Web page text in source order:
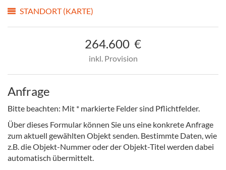
STANDORT (KARTE)
264.600 €
inkl. Provision
Anfrage
Bitte beachten: Mit * markierte Felder sind Pflichtfelder.
Über dieses Formular können Sie uns eine konkrete Anfrage
zum aktuell gewählten Objekt senden. Bestimmte Daten, wie
z.B. die Objekt-Nummer oder der Objekt-Titel werden dabei
automatisch übermittelt.